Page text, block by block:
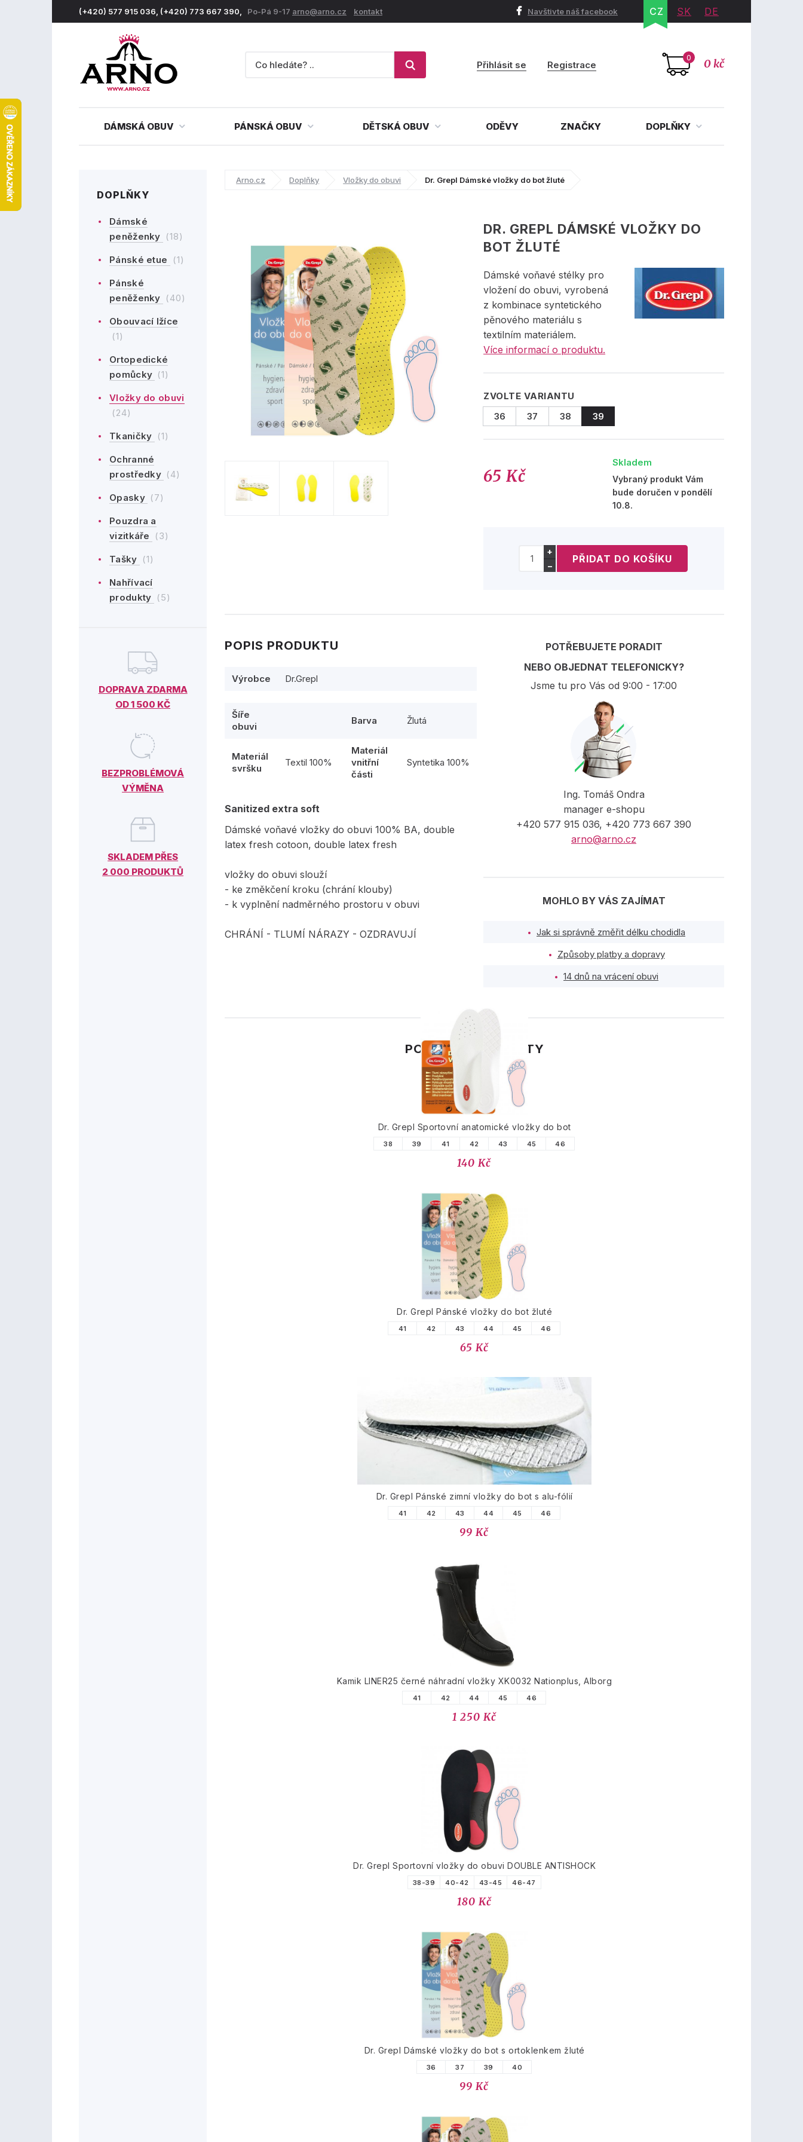
(+420) 577 915 036, (+420) 773 667 390, Po-Pá 9-17 arno@arno.cz kontakt Navštivte náš facebook CZ SK DE
0 0 kč
Přihlásit se Registrace
DÁMSKÁ OBUV PÁNSKÁ OBUV DĚTSKÁ OBUV ODĚVY ZNAČKY DOPLŇKY
DOPLŇKY
Dámské
peněženky (18)
Pánské etue (1)
Pánské
peněženky (40)
Obouvací lžíce
(1)
Ortopedické
pomůcky (1)
Vložky do obuvi
(24)
Tkaničky (1)
Ochranné
prostředky (4)
Opasky (7)
Pouzdra a
vizitkáře
(3)
Tašky (1)
Nahřívací
produkty (5)
DOPRAVA ZDARMA
OD 1 500 KČ
BEZPROBLÉMOVÁ
VÝMĚNA
SKLADEM PŘES
2 000 PRODUKTŮ
Arno.cz Doplňky Vložky do obuvi Dr. Grepl Dámské vložky do bot žluté
DR. GREPL DÁMSKÉ VLOŽKY DO
BOT ŽLUTÉ
Dámské voňavé stélky pro
vložení do obuvi, vyrobená
z kombinace syntetického
pěnového materiálu s
textilním materiálem.
Více informací o produktu.
ZVOLTE VARIANTU
36
37 38 39
65 Kč
Skladem
Vybraný produkt Vám
bude doručen v pondělí
10.8.
+
−
POPIS PRODUKTU
Výrobce Dr.Grepl
Šíře
obuvi
Barva Žlutá
Materiál
svršku
Textil 100%
Materiál
vnitřní
části
Syntetika 100%
Sanitized extra soft
Dámské voňavé vložky do obuvi 100% BA, double
latex fresh cotoon, double latex fresh
vložky do obuvi slouží
- ke změkčení kroku (chrání klouby)
- k vyplnění nadměrného prostoru v obuvi
CHRÁNÍ - TLUMÍ NÁRAZY - OZDRAVUJÍ
POTŘEBUJETE PORADIT
NEBO OBJEDNAT TELEFONICKY?
Jsme tu pro Vás od 9:00 - 17:00
Ing. Tomáš Ondra
manager e-shopu
+420 577 915 036, +420 773 667 390
arno@arno.cz
MOHLO BY VÁS ZAJÍMAT
Jak si správně změřit délku chodidla
Způsoby platby a dopravy
14 dnů na vrácení obuvi
PODOBNÉ PRODUKTY
Dr. Grepl Sportovní anatomické vložky do bot
38 39 41 42 43 45 46
140 Kč
Dr. Grepl Pánské vložky do bot žluté
41 42 43 44 45 46
65 Kč
Dr. Grepl Pánské zimní vložky do bot s alu-fólií
41 42 43 44 45 46
99 Kč
Kamik LINER25 černé náhradní vložky XK0032 Nationplus, Alborg
41 42 44 45 46
1 250 Kč
Dr. Grepl Sportovní vložky do obuvi DOUBLE ANTISHOCK
38-39 40-42 43-45 46-47
180 Kč
Dr. Grepl Dámské vložky do bot s ortoklenkem žluté
36 37 39 40
99 Kč